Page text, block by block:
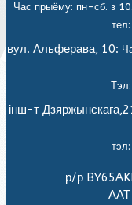
Час прыёму: пн-сб. з
вул. Альферава, 10:
інш-т
р/р
ААТ